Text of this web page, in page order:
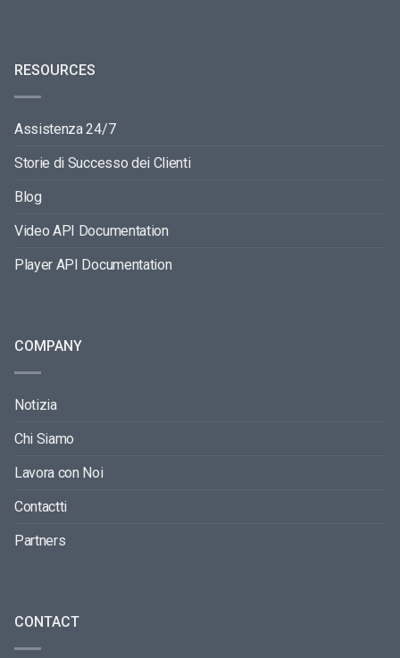
RESOURCES
Assistenza 24/7
Storie di Successo dei Clienti
Blog
Video API Documentation
Player API Documentation
COMPANY
Notizia
Chi Siamo
Lavora con Noi
Contactti
Partners
CONTACT